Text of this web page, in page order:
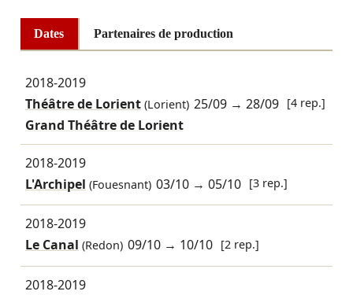
Dates Partenaires de production
2018-2019
Théâtre de Lorient(Lorient) 25/09 →28/09 [4 rep.]
Grand Théâtre de Lorient
2018-2019
L'Archipel (Fouesnant) 03/10 →05/10 [3 rep.]
2018-2019
Le Canal (Redon) 09/10 → 10/10 [2 rep.]
2018-2019